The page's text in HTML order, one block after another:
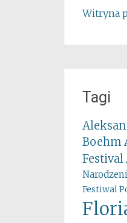
Witryna
Tagi
Boehm
Festival
Festiwal